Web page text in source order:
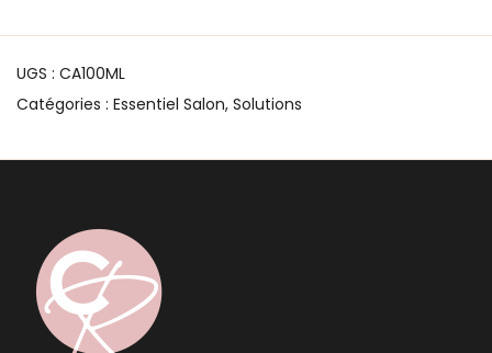
UGS : CA100ML
Catégories : Essentiel Salon, Solutions